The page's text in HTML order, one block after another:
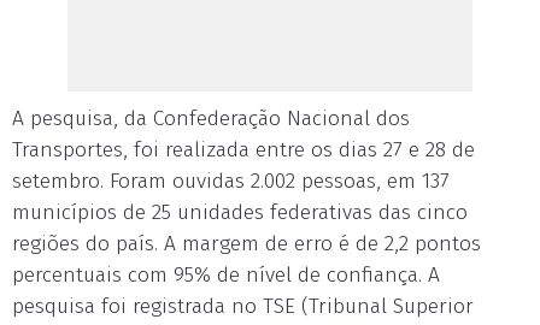
A pesquisa, da Confederação Nacional dos
Transportes, foi realizada entre os dias 27 e 28 de
setembro. Foram ouvidas 2.002 pessoas, em 137
municípios de 25 unidades federativas das cinco
regiões do país. A margem de erro é de 2,2 pontos
percentuais com 95% de nível de confiança. A
pesquisa foi registrada no TSE (Tribunal Superior